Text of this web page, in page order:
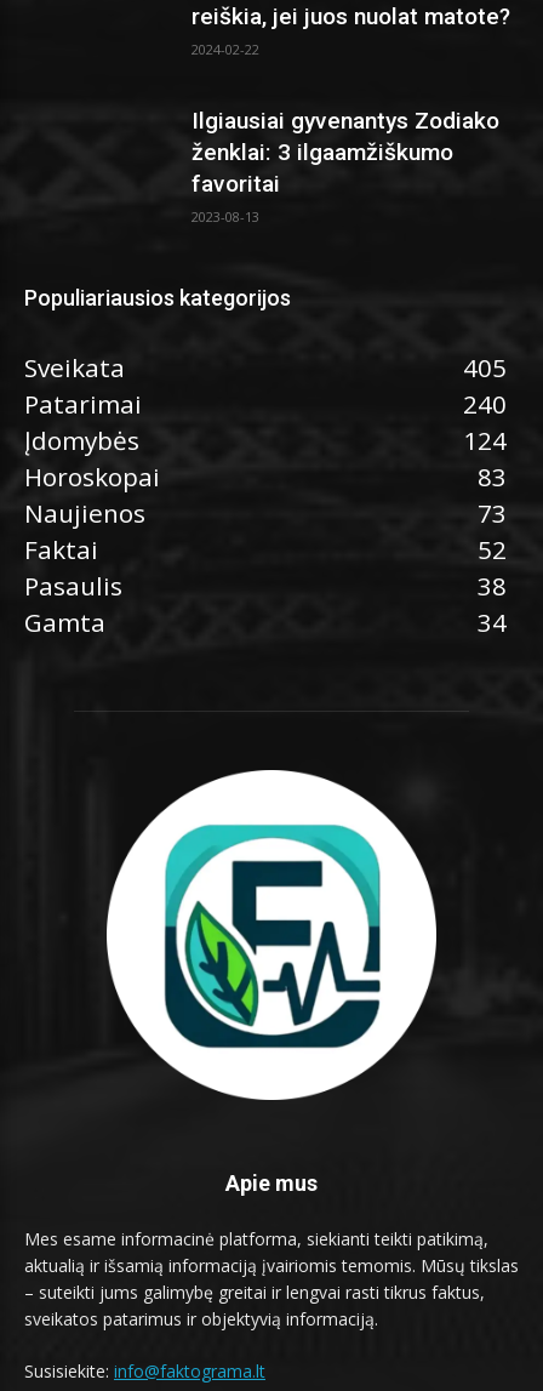
reiškia, jei juos nuolat matote?
2024-02-22
Ilgiausiai gyvenantys Zodiako
ženklai: 3 ilgaamžiškumo
favoritai
2023-08-13
Populiariausios kategorijos
Sveikata
405
Patarimai
240
Įdomybės
124
Horoskopai
83
Naujienos
73
Faktai
52
Pasaulis
38
Gamta
34
Apie mus
Mes esame informacinė platforma, siekianti teikti patikimą,
aktualią ir išsamią informaciją įvairiomis temomis. Mūsų tikslas
– suteikti jums galimybę greitai ir lengvai rasti tikrus faktus,
sveikatos patarimus ir objektyvią informaciją.
Susisiekite: info@faktograma.lt